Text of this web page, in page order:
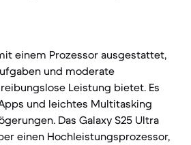
einem Prozessor ausgestattet,
und moderate
Leistung bietet. Es
und leichtes Multitasking
Das Galaxy S25 Ultra
einen Hochleistungsprozessor,